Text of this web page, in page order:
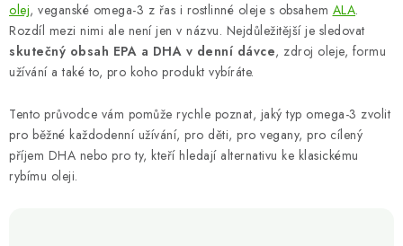
ZDRAVÉ POTRAVINY
PŘÍSTROJE
ZDRAVOTNÍ OKRUHY
ZNAČKY
olej, veganské omega-3 z řas i rostlinné oleje s obsahem ALA.
Rozdíl mezi nimi ale není jen v názvu. Nejdůležitější je sledovat
skutečný obsah EPA a DHA v denní dávce, zdroj oleje, formu
užívání a také to, pro koho produkt vybíráte.
Tento průvodce vám pomůže rychle poznat, jaký typ omega-3 zvolit
pro běžné každodenní užívání, pro děti, pro vegany, pro cílený
příjem DHA nebo pro ty, kteří hledají alternativu ke klasickému
rybímu oleji.